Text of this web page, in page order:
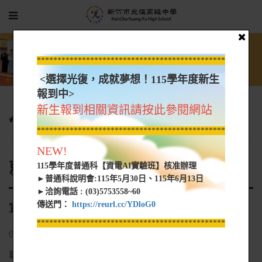
就業快訊 宣揚國際企業有限公司(專修進口車)
就業快訊
宣揚國際企業有限公司(專修進口車)
專修進口車，汽車科相關科系畢業尤佳
*****************************************************
<選擇光復，成就夢想！115學年度新生
報到中>
新生報到相關資訊請按此參閱網站
*****************************************************
NEW!
115學年度普通科【資電AI實驗班】核准辦理
►普通科說明會:115年5月30日、115年6月13日
►洽詢電話 : (03)5753558~60
傳送門： https://reurl.cc/YDloG0
*****************************************************